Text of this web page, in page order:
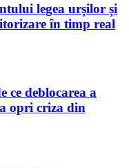
legea urșilor și
în timp real
ce deblocarea a
opri criza din